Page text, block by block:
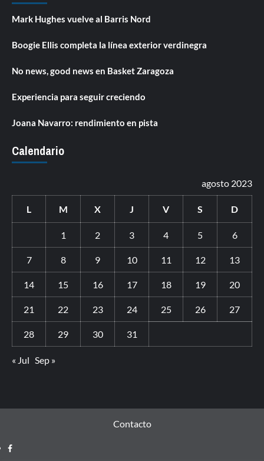
Mark Hughes vuelve al Barris Nord
Boogie Ellis completa la línea exterior verdinegra
No news, good news en Basket Zaragoza
Experiencia para seguir creciendo
Joana Navarro: rendimiento en pista
Calendario
agosto 2023
L M X J V S D
1 2 3 4 5 6
7 8 9 10 11 12 13
14 15 16 17 18 19 20
21 22 23 24 25 26 27
28 29 30 31
« Jul Sep »
Contacto